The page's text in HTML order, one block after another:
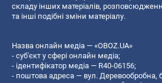
складу інших матеріалів,
та інші подібні зміни матеріалу.
Назва онлайн медіа — «OBOZ.UA»
- суб'єкт у сфері онлайн медіа;
- ідентифікатор медіа — R40-06156;
- поштова адреса — вул. Деревообробна,